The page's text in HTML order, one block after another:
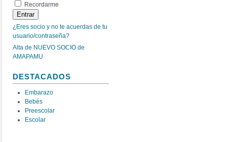
Recordarme
¿Eres socio y no te acuerdas de tu
usuario/contraseña?
Alta de NUEVO SOCIO de
AMAPAMU
DESTACADOS
Embarazo
Bebés
Preescolar
Escolar